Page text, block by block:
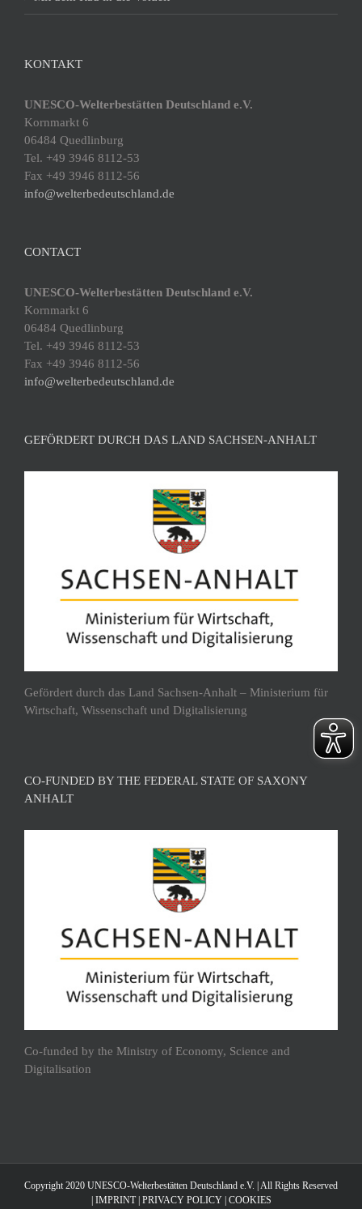
KONTAKT
UNESCO-Welterbestätten Deutschland e.V.
Kornmarkt 6
06484 Quedlinburg
Tel. +49 3946 8112-53
Fax +49 3946 8112-56
info@welterbedeutschland.de
CONTACT
UNESCO-Welterbestätten Deutschland e.V.
Kornmarkt 6
06484 Quedlinburg
Tel. +49 3946 8112-53
Fax +49 3946 8112-56
info@welterbedeutschland.de
GEFÖRDERT DURCH DAS LAND SACHSEN-ANHALT
Gefördert durch das Land Sachsen-Anhalt – Ministerium für
Wirtschaft, Wissenschaft und Digitalisierung
CO-FUNDED BY THE FEDERAL STATE OF SAXONY
ANHALT
Co-funded by the Ministry of Economy, Science and
Digitalisation
Copyright 2020 UNESCO-Welterbestätten Deutschland e.V. | All Rights Reserved
IMPRINT| PRIVACY POLICY| COOKIES